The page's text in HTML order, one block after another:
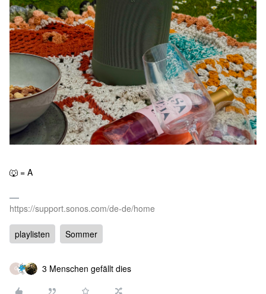
🐺 = A
https://support.sonos.com/de-de/home
playlisten Sommer
G 3 Menschen gefällt dies